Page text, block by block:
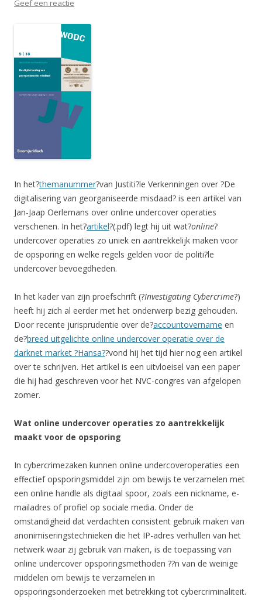
Geef een reactie
In het?themanummer?van Justiti?le Verkenningen over ?De
digitalisering van georganiseerde misdaad? is een artikel van
Jan-Jaap Oerlemans over online undercover operaties
verschenen. In het?artikel?(.pdf) legt hij uit wat?online?
undercover operaties zo uniek en aantrekkelijk maken voor
de opsporing en welke regels gelden voor de politi?le
undercover bevoegdheden.
In het kader van zijn proefschrift (?Investigating Cybercrime?)
heeft hij zich al eerder met het onderwerp bezig gehouden.
Door recente jurisprudentie over de?accountovername en
de?breed uitgelichte online undercover operatie over de
darknet market ?Hansa??vond hij het tijd hier nog een artikel
over te schrijven. Het artikel is een uitvloeisel van een paper
die hij had geschreven voor het NVC-congres van afgelopen
zomer.
Wat online undercover operaties zo aantrekkelijk
maakt voor de opsporing
In cybercrimezaken kunnen online undercoveroperaties een
effectief opsporingsmiddel zijn om bewijs te verzamelen met
een online handle als digitaal spoor, zoals een nickname, e-
mailadres of profiel op sociale media. Onder de
omstandigheid dat verdachten consistent gebruik maken van
anonimiseringstechnieken die het IP-adres verhullen van het
netwerk waar zij gebruik van maken, is de toepassing van
online undercover opsporingsmethoden ??n van de weinige
middelen om bewijs te verzamelen in
opsporingsonderzoeken met betrekking tot cybercriminaliteit.